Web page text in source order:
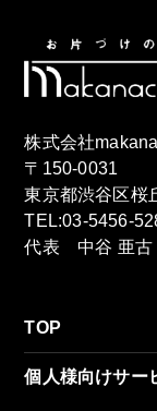
株式会社
〒150-0031
東京都渋谷区
TEL:03-5456-
代表 中谷 亜古
TOP
個人様向けサー